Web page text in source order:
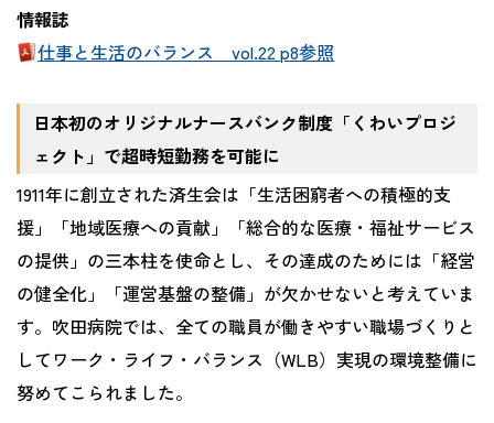
情報誌
仕事と生活のバランス vol.22 p8参照
日本初のオリジナルナースバンク制度「くわいプロジ
ェクト」で超時短勤務を可能に
1911年に創立された済生会は「生活困窮者への積極的支
援」「地域医療への貢献」「総合的な医療・福祉サービス
の提供」の三本柱を使命とし、その達成のためには「経営
の健全化」「運営基盤の整備」が欠かせないと考えていま
す。吹田病院では、全ての職員が働きやすい職場づくりと
してワーク・ライフ・バランス（WLB）実現の環境整備に
努めてこられました。